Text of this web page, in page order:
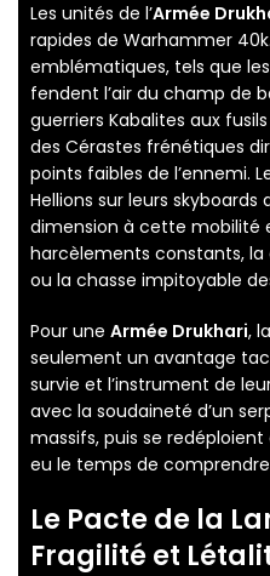
Les unités de l’Armée
rapides de Warhammer
emblématiques, tels que
fendent l’air du champ de
guerriers Kabalites aux
des Cérastes frénétiques
points faibles de l’ennemi.
Hellions sur leurs
dimension à cette mobilité
harcèlements constants, la
ou la chasse impitoyable
Pour une Armée Drukhari,
seulement un avantage
survie et l’instrument de
avec la soudaineté d’un
massifs, puis se redéploient
eu le temps de
Le Pacte de la
Fragilité et